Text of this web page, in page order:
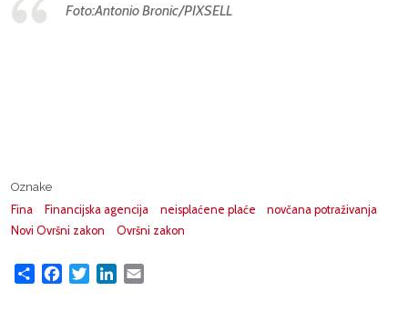
Foto:Antonio Bronic/PIXSELL
Oznake
Fina
Financijska agencija neisplaćene plaće
novčana potraživanja
Novi Ovršni zakon
Ovršni zakon
Share FacebookTwitterLinkedIn